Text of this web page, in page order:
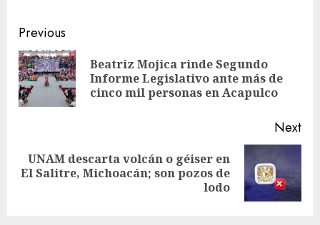
Previous
Beatriz Mojica rinde Segundo
Informe Legislativo ante más de
cinco mil personas en Acapulco
Next
UNAM descarta volcán o géiser en
El Salitre, Michoacán; son pozos de
lodo